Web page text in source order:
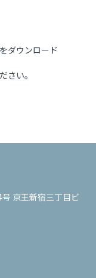
ダウンロード
さい。
京王新宿三丁目ビ